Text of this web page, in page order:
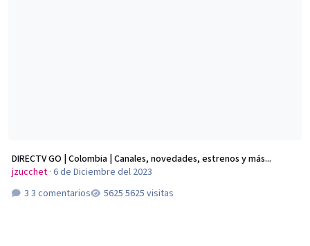
DIRECTV GO | Colombia | Canales, novedades, estrenos y más...
jzucchet· 6 de Diciembre del 2023
3 comentarios
5625 visitas